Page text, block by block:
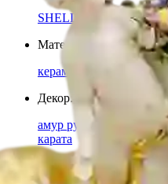
SHELLS
Материал
керамика, кристаллы
Декор:
амур ручной работы,
карата
Страна